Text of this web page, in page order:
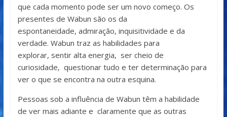
que cada momento pode ser um novo começo. Os
presentes de Wabun são os da
espontaneidade, admiração, inquisitividade e da
verdade. Wabun traz as habilidades para
explorar, sentir alta energia, ser cheio de
curiosidade, questionar tudo e ter determinação para
ver o que se encontra na outra esquina.
Pessoas sob a influência de Wabun têm a habilidade
de ver mais adiante e claramente que as outras